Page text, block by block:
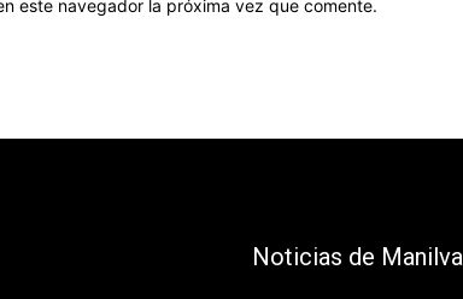
este navegador la próxima vez que comente.
Noticias de Manilva